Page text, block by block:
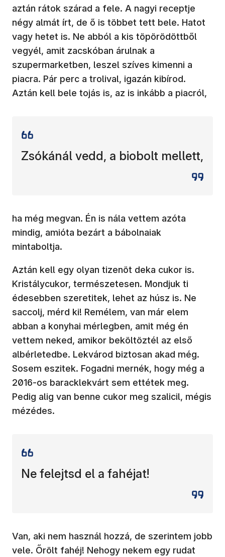
aztán rátok szárad a fele. A nagyi receptje
négy almát írt, de ő is többet tett bele. Hatot
vagy hetet is. Ne abból a kis töpörödöttből
vegyél, amit zacskóban árulnak a
szupermarketben, leszel szíves kimenni a
piacra. Pár perc a trolival, igazán kibírod.
Aztán kell bele tojás is, az is inkább a piacról,
Zsókánál vedd, a biobolt mellett,
ha még megvan. Én is nála vettem azóta
mindig, amióta bezárt a bábolnaiak
mintaboltja.
Aztán kell egy olyan tizenöt deka cukor is.
Kristálycukor, természetesen. Mondjuk ti
édesebben szeretitek, lehet az húsz is. Ne
saccolj, mérd ki! Remélem, van már elem
abban a konyhai mérlegben, amit még én
vettem neked, amikor beköltöztél az első
albérletedbe. Lekvárod biztosan akad még.
Sosem eszitek. Fogadni mernék, hogy még a
2016-os baracklekvárt sem ettétek meg.
Pedig alig van benne cukor meg szalicil, mégis
mézédes.
Ne felejtsd el a fahéjat!
Van, aki nem használ hozzá, de szerintem jobb
vele. Őrölt fahéj! Nehogy nekem egy rudat